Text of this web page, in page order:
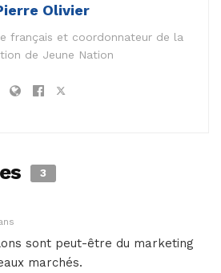
Olivier
français et coordonnateur de la
de Jeune Nation
3
sont peut-être du marketing
marchés.